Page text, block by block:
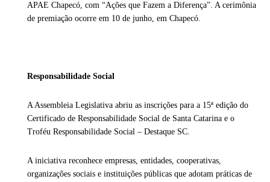
APAE Chapecó, com “Ações que Fazem a Diferença”. A cerimônia
de premiação ocorre em 10 de junho, em Chapecó.
Responsabilidade Social
A Assembleia Legislativa abriu as inscrições para a 15ª edição do
Certificado de Responsabilidade Social de Santa Catarina e o
Troféu Responsabilidade Social – Destaque SC.
A iniciativa reconhece empresas, entidades, cooperativas,
organizações sociais e instituições públicas que adotam práticas de